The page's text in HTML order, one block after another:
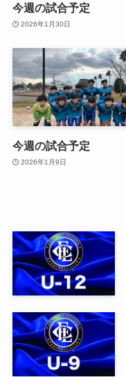
今週の試合予定
2026年1月30日
今週の試合予定
2026年1月9日